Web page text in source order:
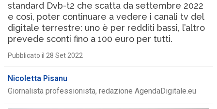
standard Dvb-t2 che scatta da settembre 2022
e così, poter continuare a vedere i canali tv del
digitale terrestre: uno è per redditi bassi, l’altro
prevede sconti fino a 100 euro per tutti.
Pubblicato il 28 Set 2022
Nicoletta Pisanu
Giornalista professionista, redazione AgendaDigitale.eu